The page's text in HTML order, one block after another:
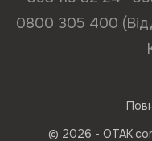
0800 305 400
© 2026 -